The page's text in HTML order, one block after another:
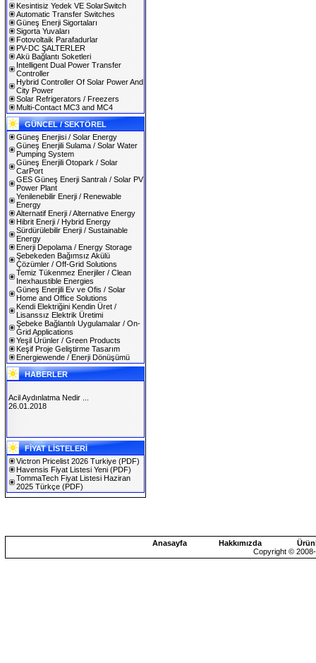
Kesintisiz Yedek VE SolarSwitch
Automatic Transfer Switches
Güneş Enerji Sigortaları
Sigorta Yuvaları
Fotovoltaik Parafadurlar
PV-DC ŞALTERLER
Akü Bağlantı Soketleri
Intelligent Dual Power Transfer
Controller
Hybrid Controller Of Solar Power And
City Power
Solar Refrigerators / Freezers
Multi-Contact MC3 and MC4
GÜNCEL / SEKTÖREL
Güneş Enerjisi / Solar Energy
Güneş Enerjili Sulama / Solar Water
Pumping System
Güneş Enerjili Otopark / Solar
CarPort
GES Güneş Enerji Santralı / Solar PV
Power Plant
Yenilenebilir Enerji / Renewable
Energy
Alternatif Enerji / Alternative Energy
Hibrit Enerji / Hybrid Energy
Sürdürülebilir Enerji / Sustainable
Energy
Enerji Depolama / Energy Storage
Şebekeden Bağımsız Akülü
Çözümler / Off-Grid Solutions
Temiz Tükenmez Enerjiler / Clean
Inexhaustible Energies
Güneş Enerjili Ev ve Ofis / Solar
Home and Office Solutions
Kendi Elektriğini Kendin Üret /
Lisanssız Elektrik Üretimi
Şebeke Bağlantılı Uygulamalar / On-
Grid Applications
Yeşil Ürünler / Green Products
Keşif Proje Geliştirme Tasarım
Energiewende / Enerji Dönüşümü
HABERLER
SOLAREX ISTANBUL 2019
30.01.2019
Acil Aydınlatma Nedir ...
26.01.2018
FİYAT LİSTELERİ
Victron Pricelist 2026 Turkiye (PDF)
Havensis Fiyat Listesi Yeni (PDF)
TommaTech Fiyat Listesi Haziran
2025 Türkçe (PDF)
Anasayfa Hakkımızda
Copyright ©